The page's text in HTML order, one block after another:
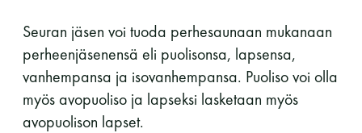
Seuran jäsen voi tuoda perhesaunaan mukanaan
perheenjäsenensä eli puolisonsa, lapsensa,
vanhempansa ja isovanhempansa. Puoliso voi olla
myös avopuoliso ja lapseksi lasketaan myös
avopuolison lapset.